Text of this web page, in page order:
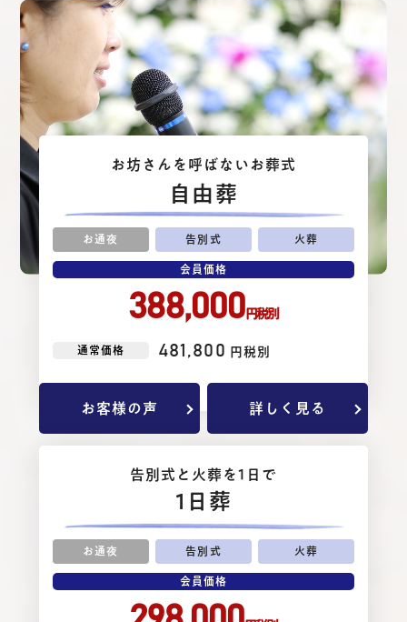
⾃由葬
お坊さんを呼ばないお葬式
お通夜 告別式 火葬
会員価格
388,000円税別
通常価格 481,800 円税別
お客様の声 詳しく見る
告別式と⽕葬を1⽇で
1日葬
お通夜 告別式 火葬
会員価格